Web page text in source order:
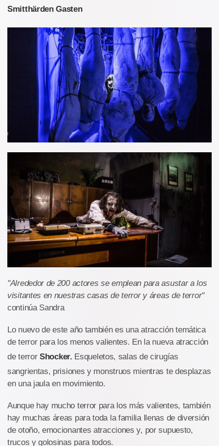
Smitthärden Gasten
"Alrededor de 200 actores se emplean para asustar a los
visitantes en nuestras casas de terror y áreas de terror"
continúa Sandra
Lo nuevo de este año también es una atracción temática
de terror para los menos valientes. En la nueva atracción
de terror Shocker. Esqueletos, salas de cirugías
sangrientas, prisiones y monstruos mientras te desplazas
en una jaula en movimiento.
Aunque hay mucho terror para los más valientes, también
hay muchas áreas para toda la familia llenas de diversión
de otoño, emocionantes atracciones y, por supuesto,
trucos y golosinas para todos.